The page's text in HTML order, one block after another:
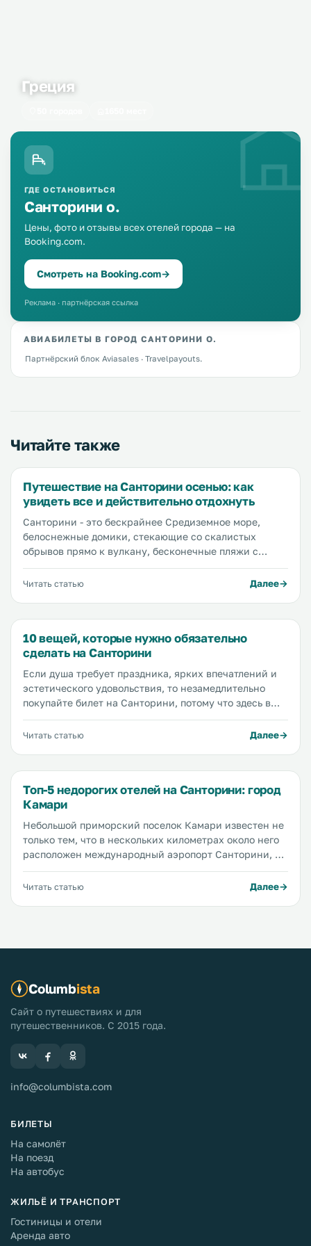
Греция
ГДЕ ОСТАНОВИТЬСЯ
Санторини о.
Цены, фото и отзывы всех отелей города — на
Booking.com.
Смотреть на Booking.com→
Реклама · партнёрская ссылка
АВИАБИЛЕТЫ В ГОРОД САНТОРИНИ О.
Партнёрский блок Aviasales · Travelpayouts.
Читайте также
Путешествие на Санторини осенью: как
увидеть все и действительно отдохнуть
Санторини - это бескрайнее Средиземное море,
белоснежные домики, стекающие со скалистых
обрывов прямо к вулкану, бесконечные пляжи с
мягким песком, аутентичные отели и гостевые дома,
самые красивые в мире закаты, вкусная и полезная
красивые города и пляжи, составить идеальный
маршрут по Санторини и рассказать вам о своем
опыте.
Читать статью Далее
10 вещей, которые нужно обязательно
сделать на Санторини
Если душа требует праздника, ярких впечатлений и
эстетического удовольствия, то незамедлительно
покупайте билет на Санторини, потому что здесь в
избытке есть все, что вам нужно. Уникальная
архитектура — есть! Завораживающие горы — есть!
гостеприимные местные жители — и это далеко не
весь список достоинств острова Санторини.
Рассказываем вам, чем заняться на Санторини, чтобы
проникнуться духом этого острова...
Читать статью Далее
Топ-5 недорогих отелей на Санторини: город
Камари
Небольшой приморский поселок Камари известен не
только тем, что в нескольких километрах около него
расположен международный аэропорт Санторини, но
и великолепными песчаными пляжами, уютными
отелями и симпатичными кафе, а также очень
Читать статью Далее
Columbista
Сайт о путешествиях и для
путешественников. С 2015 года.
info@columbista.com
БИЛЕТЫ
На самолёт
На поезд
На автобус
ЖИЛЬЁ И ТРАНСПОРТ
Гостиницы и отели
Аренда авто